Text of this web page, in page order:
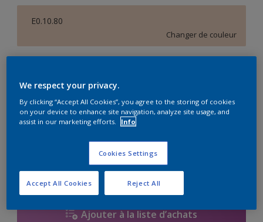
E0.10.80
Changer de couleur
5L
Quantité Calculateur de peinture
Calculer
Ajouter à la liste d’achats
We respect your privacy.
By clicking “Accept All Cookies”, you agree to the storing of cookies
on your device to enhance site navigation, analyze site usage, and
assist in our marketing efforts.
Info
Cookies Settings
Reject All
Accept All Cookies